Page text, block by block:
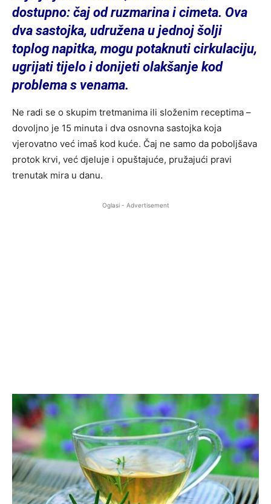
dostupno: čaj od ruzmarina i cimeta. Ova
dva sastojka, udružena u jednoj šolji
toplog napitka, mogu potaknuti cirkulaciju,
ugrijati tijelo i donijeti olakšanje kod
problema s venama.
Ne radi se o skupim tretmanima ili složenim receptima –
dovoljno je 15 minuta i dva osnovna sastojka koja
vjerovatno već imaš kod kuće. Čaj ne samo da poboljšava
protok krvi, već djeluje i opuštajuće, pružajući pravi
trenutak mira u danu.
Oglasi - Advertisement